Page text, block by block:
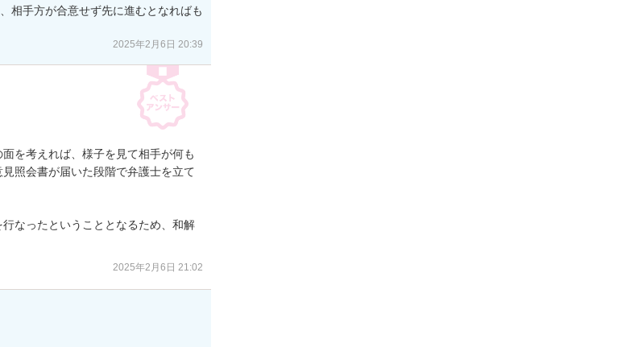
相手方が合意せず先に進むとなればも
2025年2月6日 20:39
を考えれば、様子を見て相手が何も
照会書が届いた段階で弁護士を立て
なったということとなるため、和解
2025年2月6日 21:02